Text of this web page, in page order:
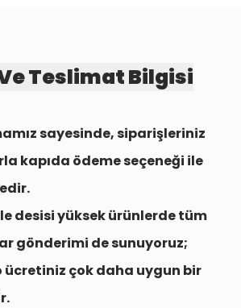
Teslimat Bilgisi
sayesinde, siparişleriniz
kapıda ödeme seçeneği ile
desisi yüksek ürünlerde tüm
gönderimi de sunuyoruz;
ücretiniz çok daha uygun bir